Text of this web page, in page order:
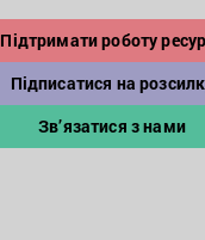
Підтримати роботу
Підписатися на
Зв’язатися з нами